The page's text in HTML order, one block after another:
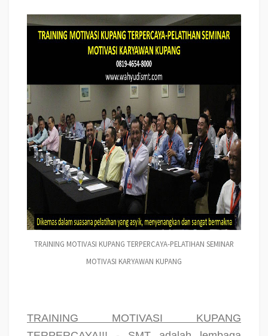
TRAINING MOTIVASI KUPANG TERPERCAYA-PELATIHAN SEMINAR
MOTIVASI KARYAWAN KUPANG
TRAINING MOTIVASI KUPANG